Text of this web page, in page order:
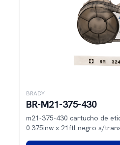
BRADY
BR-M21-375-430
m21-375-430 cartucho de
0.375inw x 21ftl negro s/